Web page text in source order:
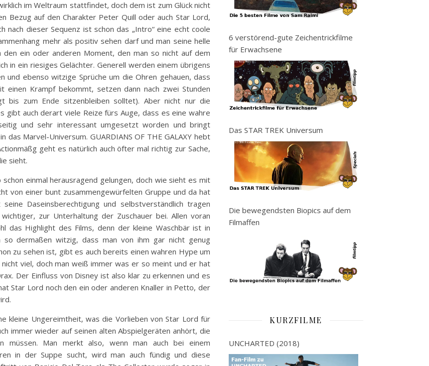
im Weltraum stattfindet, doch dem ist zum Glück nicht
Bezug auf den Charakter Peter Quill oder auch Star Lord,
nach dieser Sequenz ist schon das „Intro“ eine echt coole
mehr als positiv sehen darf und man seine helle
ein oder anderen Moment, den man so nicht auf dem
in ein riesiges Gelächter. Generell werden einem übrigens
und ebenso witzige Sprüche um die Ohren gehauen, dass
einen Krampf bekommt, setzen dann nach zwei Stunden
bis zum Ende sitzenbleiben solltet). Aber nicht nur die
gibt auch derart viele Reize fürs Auge, dass es eine wahre
und sehr interessant umgesetzt worden und bringt
das Marvel-Universum. GUARDIANS OF THE GALAXY hebt
geht es natürlich auch öfter mal richtig zur Sache,
sieht.
einmal herausragend gelungen, doch wie sieht es mit
von einer bunt zusammengewürfelten Gruppe und da hat
Daseinsberechtigung und selbstverständlich tragen
zur Unterhaltung der Zuschauer bei. Allen voran
das Highlight des Films, denn der kleine Waschbär ist in
so dermaßen witzig, dass man von ihm gar nicht genug
zu sehen ist, gibt es auch bereits einen wahren Hype um
viel, doch man weiß immer was er so meint und er hat
Der Einfluss von Disney ist also klar zu erkennen und es
Star Lord noch den ein oder anderen Knaller in Petto, der
kleine Ungereimtheit, was die Vorlieben von Star Lord für
immer wieder auf seinen alten Abspielgeräten anhört, die
müssen. Man merkt also, wenn man auch bei einem
in der Suppe sucht, wird man auch fündig und diese
6 verstörend-gute Zeichentrickfilme
für Erwachsene
Das STAR TREK Universum
Die bewegendsten Biopics auf dem
Filmaffen
KURZFILME
UNCHARTED (2018)